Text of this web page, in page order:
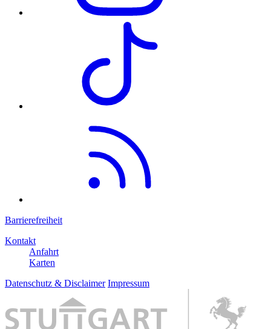
Barrierefreiheit
Kontakt
Anfahrt
Karten
Datenschutz & Disclaimer Impressum